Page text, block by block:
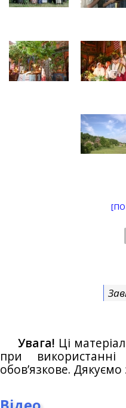
Увага! Ці
при
обов’язкове.